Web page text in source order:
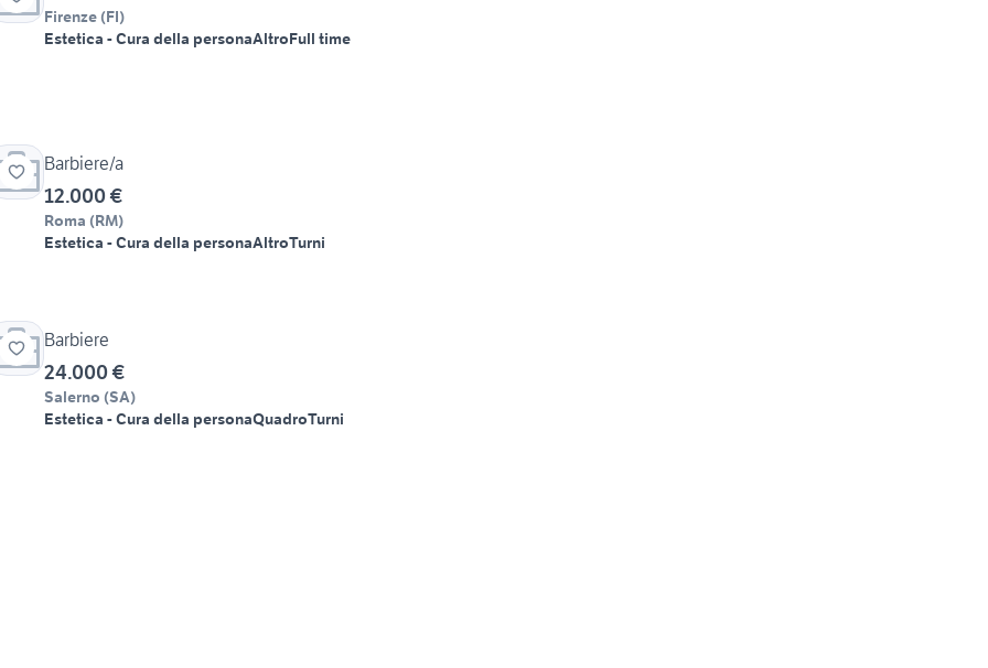
Firenze (FI)
Estetica - Cura della personaAltroFull time
Barbiere/a
12.000 €
Roma (RM)
Estetica - Cura della personaAltroTurni
Barbiere
24.000 €
Salerno (SA)
Estetica - Cura della personaQuadroTurni